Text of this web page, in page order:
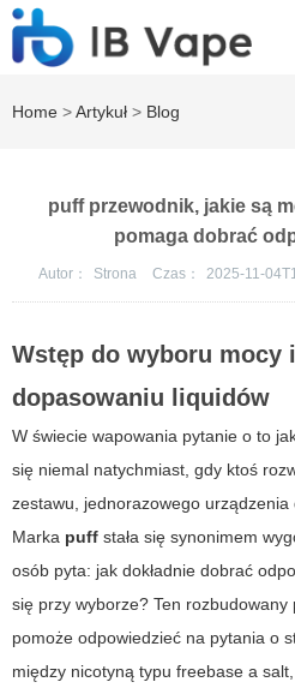
Home >Artykuł > Blog
puff przewodnik, jakie są
pomaga dobrać
Autor： Strona Czas： 2025-11-
Wstęp do wyboru mocy
dopasowaniu liquidów
W świecie wapowania pytanie o to
się niemal natychmiast, gdy ktoś
zestawu, jednorazowego urządzenia
Marka puff stała się synonimem
osób pyta: jak dokładnie dobrać
się przy wyborze? Ten
pomoże odpowiedzieć na pytania o
między nicotyną typu freebase a